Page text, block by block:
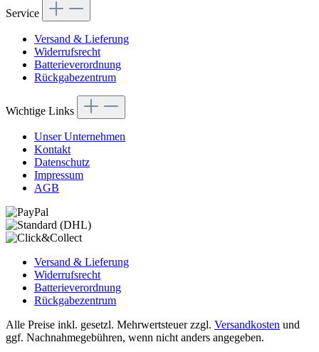
Service
Versand & Lieferung
Widerrufsrecht
Batterieverordnung
Rückgabezentrum
Wichtige Links
Unser Unternehmen
Kontakt
Datenschutz
Impressum
AGB
Versand & Lieferung
Widerrufsrecht
Batterieverordnung
Rückgabezentrum
Alle Preise inkl. gesetzl. Mehrwertsteuer zzgl. Versandkosten und
ggf. Nachnahmegebühren, wenn nicht anders angegeben.